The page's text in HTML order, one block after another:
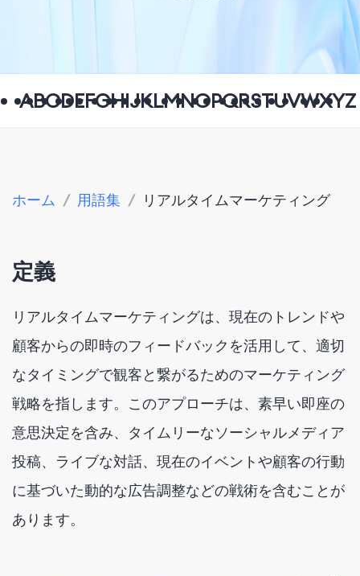
ABCDEFGHIJKLMNOPQRSTUVWXYZ
ホーム / 用語集 / リアルタイムマーケティング
定義
リアルタイムマーケティングは、現在のトレンドや
顧客からの即時のフィードバックを活用して、適切
なタイミングで観客と繋がるためのマーケティング
戦略を指します。このアプローチは、素早い即座の
意思決定を含み、タイムリーなソーシャルメディア
投稿、ライブな対話、現在のイベントや顧客の行動
に基づいた動的な広告調整などの戦術を含むことが
あります。